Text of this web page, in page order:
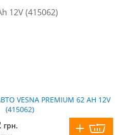
VESNA PREMIUM 62 AH 12V
(415062)
грн.